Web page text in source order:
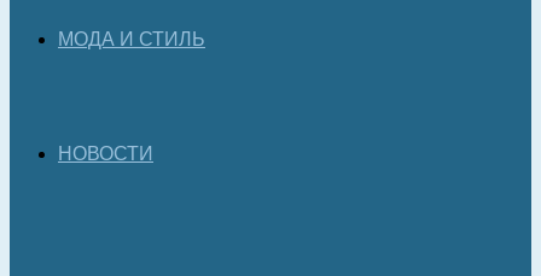
МОДА И СТИЛЬ
НОВОСТИ